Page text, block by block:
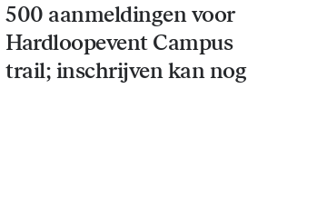
500 aanmeldingen voor
Hardloopevent Campus
trail; inschrijven kan nog